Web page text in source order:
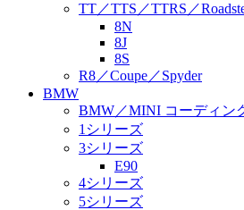
TT／TTS／TTRS／
8N
8J
8S
R8／Coupe／Spyder
BMW
BMW／MINI コーディン
1シリーズ
3シリーズ
E90
4シリーズ
5シリーズ